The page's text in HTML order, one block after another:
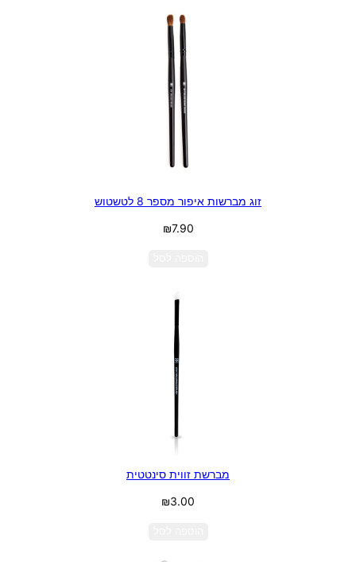
זוג מברשות איפור מספר 8 לטשטוש
₪7.90
מברשת זווית סינטטית
₪3.00